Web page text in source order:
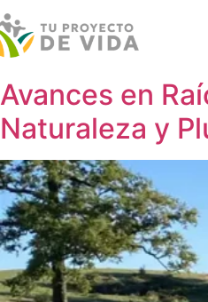
Avances en
Naturaleza y